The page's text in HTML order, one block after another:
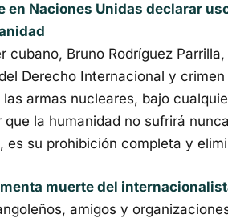
en Naciones Unidas declarar
cubano, Bruno Rodríguez
Derecho Inter­nacional y
las armas nu­cleares, bajo
que la humanidad no sufrirá
es su prohibición completa y
muerte del
amigos y